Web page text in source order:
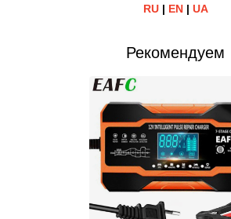
RU| EN| UA
Рекомендуем